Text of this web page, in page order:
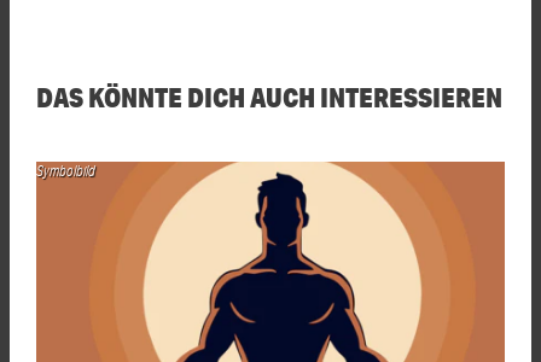
DAS KÖNNTE DICH AUCH INTERESSIEREN
Symbolbild